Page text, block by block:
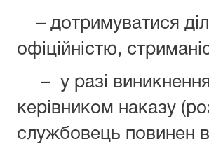
– дотримуватися
офіційністю,
– у разі
керівником наказу
службовець повинен